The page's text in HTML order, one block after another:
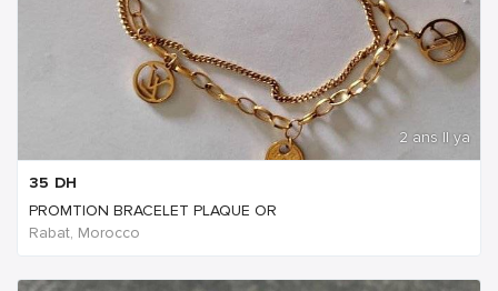
2 ans Il ya
35 DH
PROMTION BRACELET PLAQUE OR
Rabat, Morocco